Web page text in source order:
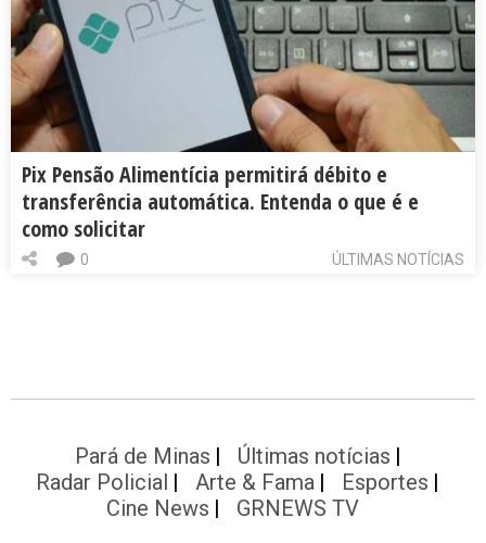
Pix Pensão Alimentícia permitirá débito e
transferência automática. Entenda o que é e
como solicitar
ÚLTIMAS NOTÍCIAS
0
Pará de Minas
Últimas notícias
Radar Policial
Arte & Fama
Esportes
Cine News
GRNEWS TV